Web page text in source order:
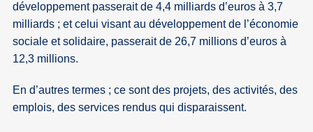
développement passerait de 4,4 milliards d’euros à 3,7
milliards ; et celui visant au développement de l’économie
sociale et solidaire, passerait de 26,7 millions d’euros à
12,3 millions.
En d’autres termes ; ce sont des projets, des activités, des
emplois, des services rendus qui disparaissent.